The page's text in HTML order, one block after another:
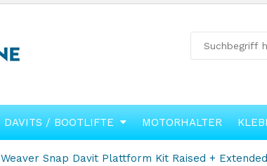
DAVITS / BOOTLIFTE MOTORHALTER
Weaver Snap Davit Plattform Kit Raised +